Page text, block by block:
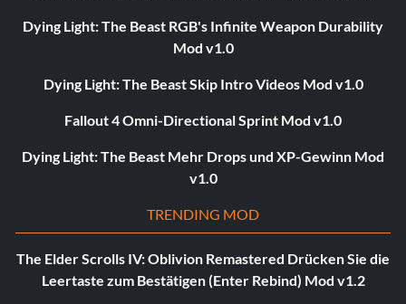
Dying Light: The Beast RGB's Infinite Weapon Durability
Mod v1.0
Dying Light: The Beast Skip Intro Videos Mod v1.0
Fallout 4 Omni-Directional Sprint Mod v1.0
Dying Light: The Beast Mehr Drops und XP-Gewinn Mod
v1.0
TRENDING MOD
The Elder Scrolls IV: Oblivion Remastered Drücken Sie die
Leertaste zum Bestätigen (Enter Rebind) Mod v1.2